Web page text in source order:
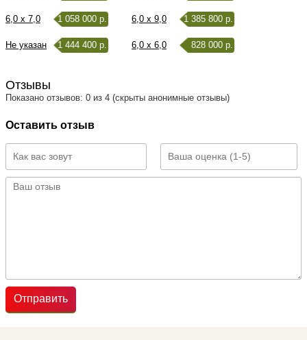
6,0 x 7,0 1 058 000 р. 6,0 x 9,0 1 385 800 р.
Не указан 1 444 400 р. 6,0 x 6,0 828 000 р.
Отзывы
Показано отзывов: 0 из 4 (скрыты анонимные отзывы)
Оставить отзыв
Отправить